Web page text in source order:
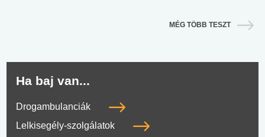
MÉG TÖBB TESZT
Ha baj van...
Drogambulanciák
Lelkisegély-szolgálatok